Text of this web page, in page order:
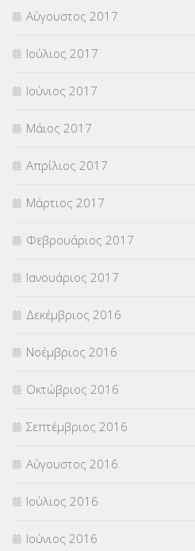
Αύγουστος 2017
Ιούλιος 2017
Ιούνιος 2017
Μάιος 2017
Απρίλιος 2017
Μάρτιος 2017
Φεβρουάριος 2017
Ιανουάριος 2017
Δεκέμβριος 2016
Νοέμβριος 2016
Οκτώβριος 2016
Σεπτέμβριος 2016
Αύγουστος 2016
Ιούλιος 2016
Ιούνιος 2016